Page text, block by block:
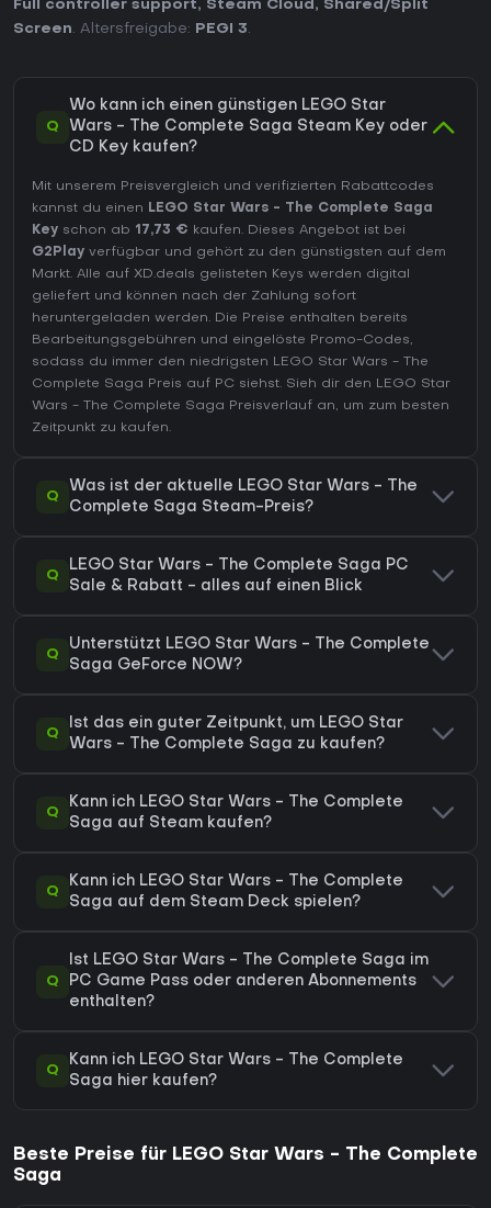
Full controller support, Steam Cloud , Shared/Split
Screen. Altersfreigabe: PEGI 3.
Q
Wo kann ich einen günstigen LEGO Star
Wars - The Complete Saga Steam Key oder
CD Key kaufen?
Mit unserem Preisvergleich und verifizierten Rabattcodes
kannst du einen LEGO Star Wars - The Complete Saga
Key schon ab 17,73 € kaufen. Dieses Angebot ist bei
G2Play verfügbar und gehört zu den günstigsten auf dem
Markt. Alle auf XD.deals gelisteten Keys werden digital
geliefert und können nach der Zahlung sofort
heruntergeladen werden. Die Preise enthalten bereits
Bearbeitungsgebühren und eingelöste Promo-Codes,
sodass du immer den niedrigsten LEGO Star Wars - The
Complete Saga Preis auf PC siehst. Sieh dir den LEGO Star
Wars - The Complete Saga Preisverlauf an, um zum besten
Zeitpunkt zu kaufen.
Q
Was ist der aktuelle LEGO Star Wars - The
Complete Saga Steam-Preis?
Q
LEGO Star Wars - The Complete Saga PC
Sale & Rabatt - alles auf einen Blick
Q
Unterstützt LEGO Star Wars - The Complete
Saga GeForce NOW?
Q
Ist das ein guter Zeitpunkt, um LEGO Star
Wars - The Complete Saga zu kaufen?
Q
Kann ich LEGO Star Wars - The Complete
Saga auf Steam kaufen?
Q
Kann ich LEGO Star Wars - The Complete
Saga auf dem Steam Deck spielen?
Q
Ist LEGO Star Wars - The Complete Saga im
PC Game Pass oder anderen Abonnements
enthalten?
Q
Kann ich LEGO Star Wars - The Complete
Saga hier kaufen?
Beste Preise für LEGO Star Wars - The Complete
Saga